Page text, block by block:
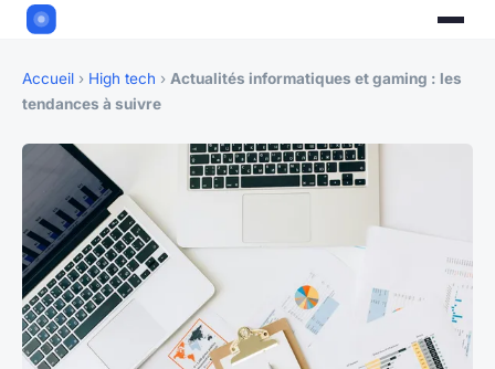
Accueil › High tech › Actualités informatiques et gaming : les
tendances à suivre